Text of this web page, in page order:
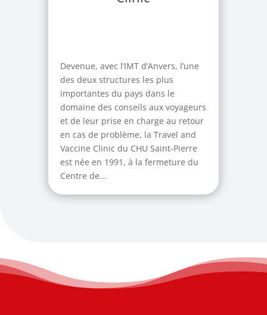
Devenue, avec l’IMT d’Anvers, l’une
des deux structures les plus
importantes du pays dans le
domaine des conseils aux voyageurs
et de leur prise en charge au retour
en cas de problème, la Travel and
Vaccine Clinic du CHU Saint-Pierre
est née en 1991, à la fermeture du
Centre de...